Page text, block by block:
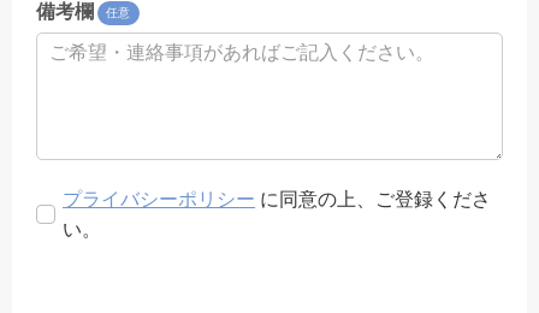
備考欄
任意
プライバシーポリシー に同意の上、ご登録くださ
い。